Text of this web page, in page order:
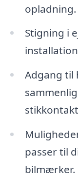
opladning.
Stigning i
Adgang til
passer til
bilmærker.